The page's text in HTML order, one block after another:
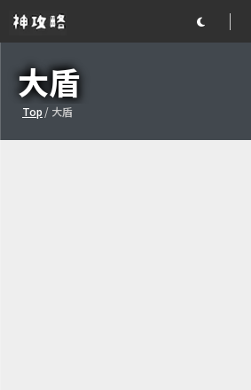
大盾
Top / 大盾